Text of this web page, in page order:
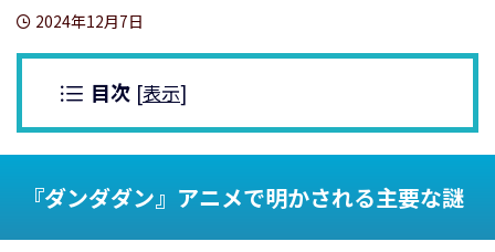
2024年12月7日
目次 [表示]
『ダンダダン』アニメで明かされる主要な謎